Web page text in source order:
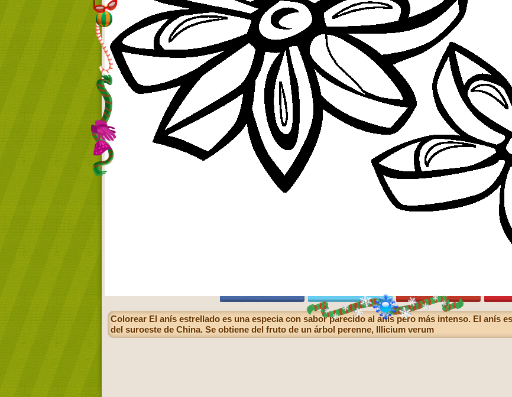
Colorear El anís estrellado es una especia con sabor parecido al anís pero más intenso. El anís
del suroeste de China. Se obtiene del fruto de un árbol perenne, Illicium verum